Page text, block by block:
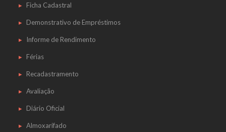
Ficha Cadastral
Demonstrativo de Empréstimos
Informe de Rendimento
Férias
Recadastramento
Avaliação
Diário Oficial
Almoxarifado